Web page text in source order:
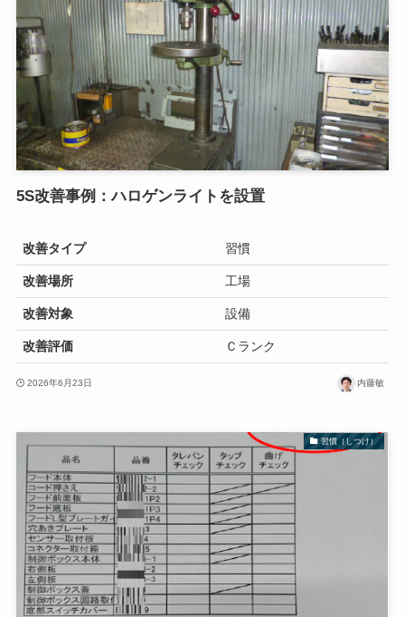
5S改善事例：ハロゲンライトを設置
改善タイプ 習慣
改善場所 工場
改善対象 設備
改善評価 Ｃランク
2026年6月23日 内藤敏
習慣（しつけ）